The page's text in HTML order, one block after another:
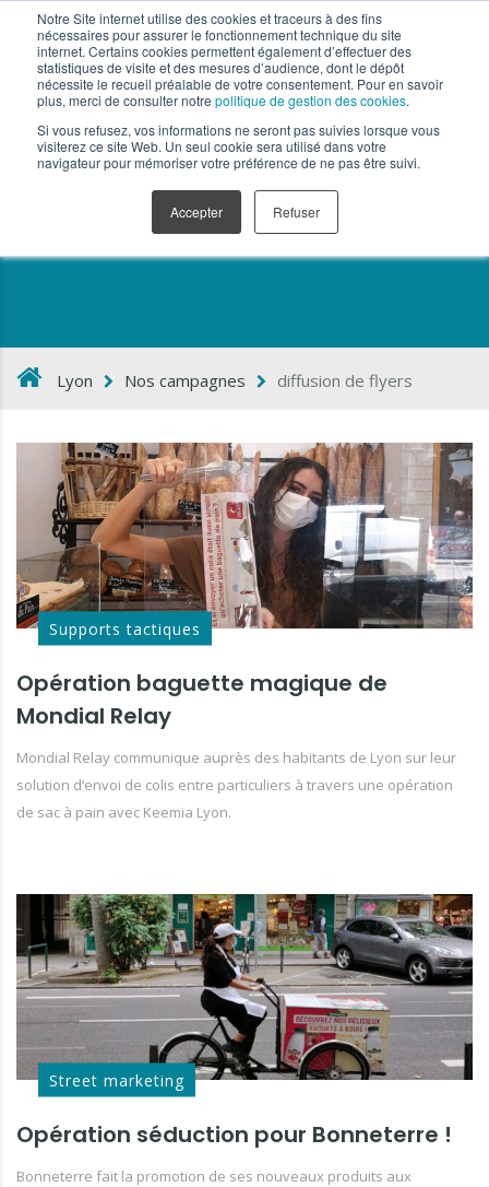
Notre Site internet utilise des cookies et traceurs à des fins
nécessaires pour assurer le fonctionnement technique du site
internet. Certains cookies permettent également d’effectuer des
statistiques de visite et des mesures d’audience, dont le dépôt
nécessite le recueil préalable de votre consentement. Pour en savoir
plus, merci de consulter notre politique de gestion des cookies.
Si vous refusez, vos informations ne seront pas suivies lorsque vous
visiterez ce site Web. Un seul cookie sera utilisé dans votre
navigateur pour mémoriser votre préférence de ne pas être suivi.
Accepter Refuser
diffusion de flyers
Lyon Nos campagnes diffusion de flyers
Supports tactiques
Opération baguette magique de
Mondial Relay
Mondial Relay communique auprès des habitants de Lyon sur leur
solution d’envoi de colis entre particuliers à travers une opération
de sac à pain avec Keemia Lyon.
Street marketing
Opération séduction pour Bonneterre !
Bonneterre fait la promotion de ses nouveaux produits aux